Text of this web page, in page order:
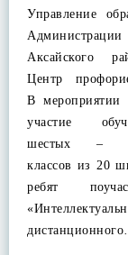
Управление
Администрации
Аксайского
Центр
В мероприятии
участие
шестых –
классов из 20
ребят